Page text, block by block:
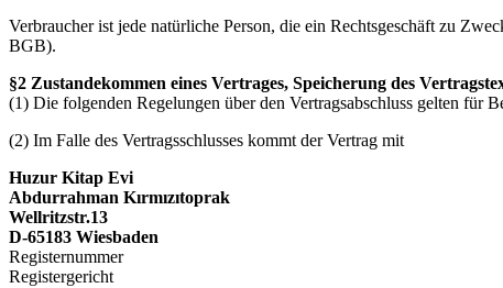
Verbraucher ist jede natürliche Person, die ein Rechtsgeschäft zu
BGB).
§2 Zustandekommen eines Vertrages, Speicherung des
(1) Die folgenden Regelungen über den Vertragsabschluss gelten für
(2) Im Falle des Vertragsschlusses kommt der Vertrag mit
Huzur Kitap Evi
Abdurrahman Kırmızıtoprak
Wellritzstr.13
D-65183 Wiesbaden
Registernummer
Registergericht